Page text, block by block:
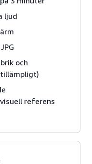
ljud
och
referens